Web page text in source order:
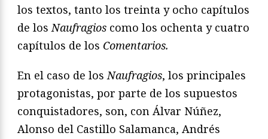
los textos, tanto los treinta y ocho capítulos
de losNaufragios como los ochenta y cuatro
capítulos de los Comentarios.
En el caso de losNaufragios, los principales
protagonistas, por parte de los supuestos
conquistadores, son, con Álvar Núñez,
Alonso del Castillo Salamanca, Andrés